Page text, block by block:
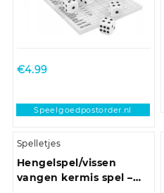
€4.99
Speelgoedpostorder.nl
Spelletjes
Hengelspel/vissen
vangen kermis spel –